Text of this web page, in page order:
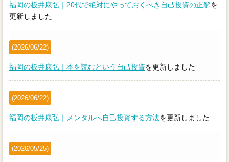
福岡の板井康弘｜20代で絶対にやっておくべき自己投資の正解を
更新しました
(2026/06/22)
福岡の板井康弘｜本を読むという自己投資を更新しました
(2026/06/22)
福岡の板井康弘｜メンタルへ自己投資する方法を更新しました
(2026/05/25)